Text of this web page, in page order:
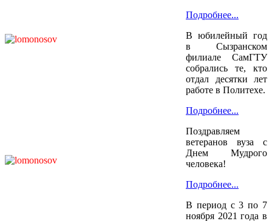
Подробнее...
В юбилейный год
в Сызранском
филиале СамГТУ
собрались те, кто
отдал десятки лет
работе в Политехе.
Подробнее...
Поздравляем
ветеранов вуза с
Днем Мудрого
человека!
Подробнее...
В период с 3 по 7
ноября 2021 года в